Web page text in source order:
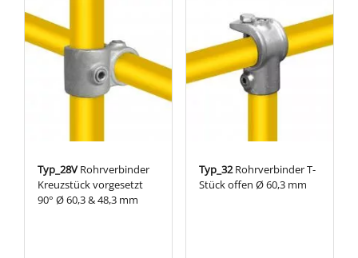
Typ_28VRohrverbinder
Kreuzstück vorgesetzt
90° Ø 60,3 & 48,3 mm
Typ_32Rohrverbinder T-
Stück offen Ø 60,3 mm